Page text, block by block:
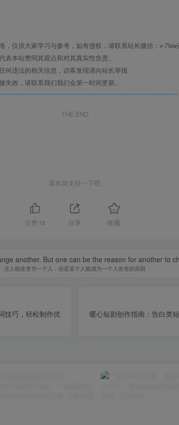
仅供大家学习与参考，如有侵权，请联系站长微信：v-7lsw
本站赞同其观点和对其真实性负责。
何违法的相关信息，访客发现请向站长举报
效，请联系我们我们会第一时间更新。
THE END
喜欢就支持一下吧
点赞 16 分享 收藏
another. But one can be the reason for another to
没人能改变另一个人，但是某个人能成为一个人改变的原因
技巧，轻松制作优
暖心短剧创作指南：告白类